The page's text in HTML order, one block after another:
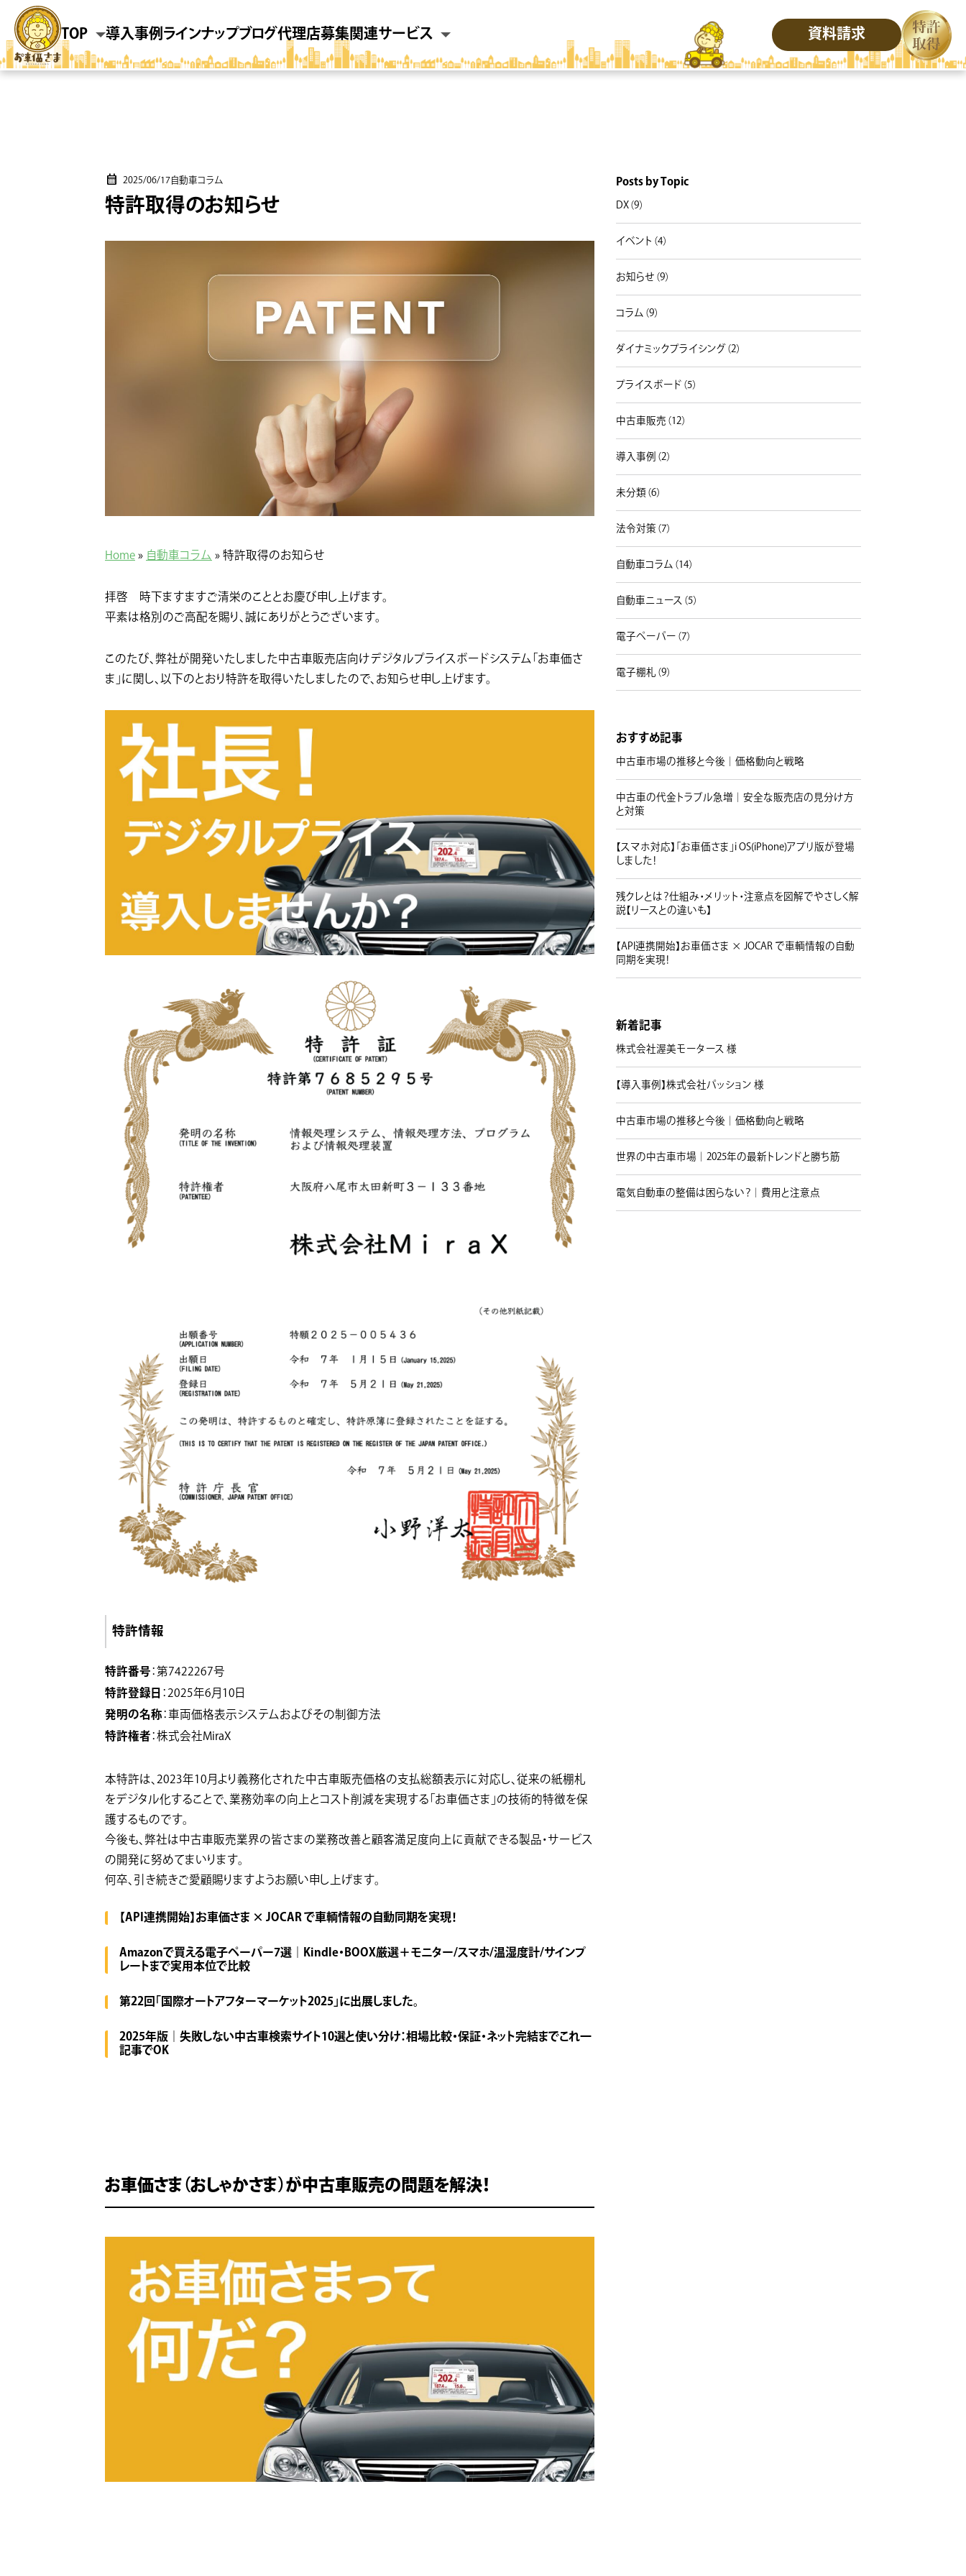
TOP 導入事例ラインナップブログ代理店募集関連サービス 資料請求
2025/06/17自動車コラム
特許取得のお知らせ
Home » 自動車コラム » 特許取得のお知らせ
拝啓 時下ますますご清栄のこととお慶び申し上げます。
平素は格別のご高配を賜り、誠にありがとうございます。
このたび、弊社が開発いたしました中古車販売店向けデジタルプライスボードシステム「お車価さ
ま」に関し、以下のとおり特許を取得いたしましたので、お知らせ申し上げます。
特許情報
特許番号：第7422267号
特許登録日 ：2025年6月10日
発明の名称：車両価格表示システムおよびその制御方法
特許権者：株式会社MiraX
本特許は、2023年10月より義務化された中古車販売価格の支払総額表示に対応し、従来の紙棚札
をデジタル化することで、業務効率の向上とコスト削減を実現する「お車価さま」の技術的特徴を保
護するものです。
今後も、弊社は中古車販売業界の皆さまの業務改善と顧客満足度向上に貢献できる製品・サービス
の開発に努めてまいります。
何卒、引き続きご愛顧賜りますようお願い申し上げます。
【API連携開始】お車価さま × JOCAR で車輌情報の自動同期を実現！
Amazonで買える電子ペーパー7選｜Kindle・BOOX厳選＋モニター/スマホ/温湿度計/サインプ
レートまで実用本位で比較
第22回「国際オートアフターマーケット2025」に出展しました。
2025年版｜失敗しない中古車検索サイト10選と使い分け：相場比較・保証・ネット完結までこれ一
記事でOK
お車価さま（おしゃかさま）が中古車販売の問題を解決！
Posts by Topic
DX（9）
イベント（4）
お知らせ（9）
コラム（9）
ダイナミックプライシング（2）
プライスボード（5）
中古車販売（12）
導入事例（2）
未分類（6）
法令対策（7）
自動車コラム（14）
自動車ニュース（5）
電子ペーパー（7）
電子棚札（9）
おすすめ記事
中古車市場の推移と今後｜価格動向と戦略
中古車の代金トラブル急増｜安全な販売店の見分け方
と対策
【スマホ対応】「お車価さま」i OS(iPhone)アプリ版が登場
しました！
残クレとは？仕組み・メリット・注意点を図解でやさしく解
説【リースとの違いも】
【API連携開始】お車価さま × JOCAR で車輌情報の自動
同期を実現！
新着記事
株式会社渥美モータース 様
【導入事例】株式会社パッション 様
中古車市場の推移と今後｜価格動向と戦略
世界の中古車市場｜2025年の最新トレンドと勝ち筋
電気自動車の整備は困らない？｜費用と注意点